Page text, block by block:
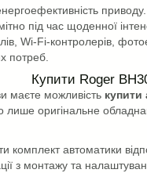
під час щоденної
Wi-Fi-контролерів,
потреб.
Купити Roger
маєте можливість купити
оригінальне
комплект автоматики
з монтажу та